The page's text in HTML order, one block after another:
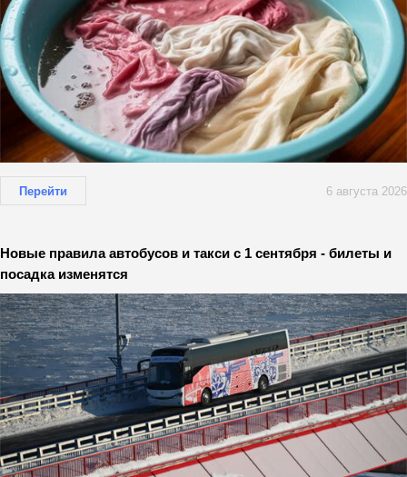
Перейти 6 августа 2026
Новые правила автобусов и такси с 1 сентября - билеты и
посадка изменятся